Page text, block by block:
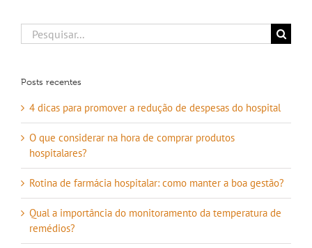
Buscar
resultados
Posts recentes
4 dicas para promover a redução de despesas do hospital
O que considerar na hora de comprar produtos
hospitalares?
Rotina de farmácia hospitalar: como manter a boa gestão?
Qual a importância do monitoramento da temperatura de
remédios?